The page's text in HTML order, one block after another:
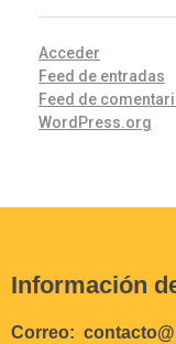
Acceder
Feed de entradas
Feed de
WordPress.org
Información
Correo: